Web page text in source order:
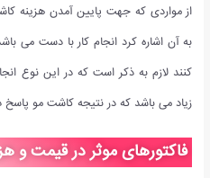
به آن اشاره کرد انجام کار با دست می
کنند لازم به ذکر است که در این نوع
زیاد می باشد که در نتیجه کاشت مو پاسخ
فاکتورهای موثر در قیمت و